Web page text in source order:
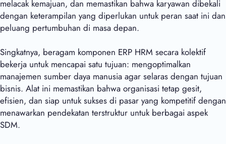
melacak kemajuan, dan memastikan bahwa karyawan dibekali
dengan keterampilan yang diperlukan untuk peran saat ini dan
peluang pertumbuhan di masa depan.
Singkatnya, beragam komponen ERP HRM secara kolektif
bekerja untuk mencapai satu tujuan: mengoptimalkan
manajemen sumber daya manusia agar selaras dengan tujuan
bisnis. Alat ini memastikan bahwa organisasi tetap gesit,
efisien, dan siap untuk sukses di pasar yang kompetitif dengan
menawarkan pendekatan terstruktur untuk berbagai aspek
SDM.